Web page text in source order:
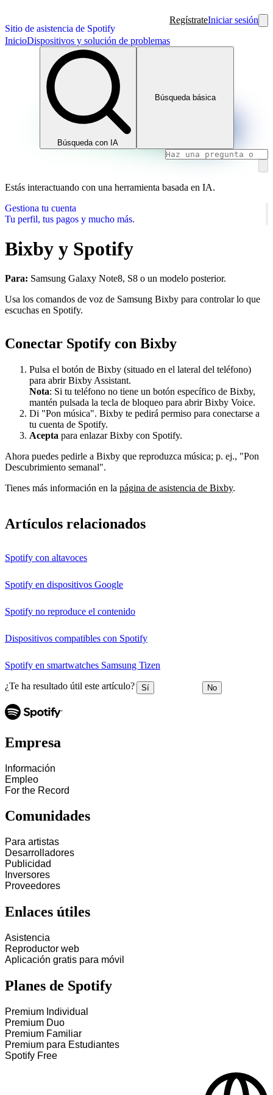
Sitio de asistencia de Spotify
RegístrateIniciar sesión
InicioDispositivos y solución de problemas
Búsqueda con IA
Búsqueda básica
Estás interactuando con una herramienta basada en IA.
Gestiona tu cuenta
Tu perfil, tus pagos y mucho más.
Bixby y Spotify
Para: Samsung Galaxy Note8, S8 o un modelo posterior.
Usa los comandos de voz de Samsung Bixby para controlar lo que
escuchas en Spotify.
Conectar Spotify con Bixby
Pulsa el botón de Bixby (situado en el lateral del teléfono)
para abrir Bixby Assistant.
Nota: Si tu teléfono no tiene un botón específico de Bixby,
mantén pulsada la tecla de bloqueo para abrir Bixby Voice.
Di "Pon música". Bixby te pedirá permiso para conectarse a
tu cuenta de Spotify.
Acepta para enlazar Bixby con Spotify.
Ahora puedes pedirle a Bixby que reproduzca música; p. ej., "Pon
Descubrimiento semanal".
Tienes más información en la página de asistencia de Bixby.
Artículos relacionados
Spotify con altavoces
Spotify en dispositivos Google
Spotify no reproduce el contenido
Dispositivos compatibles con Spotify
Spotify en smartwatches Samsung Tizen
¿Te ha resultado útil este artículo? Sí No
Empresa
Información
Empleo
For the Record
Comunidades
Para artistas
Desarrolladores
Publicidad
Inversores
Proveedores
Enlaces útiles
Asistencia
Reproductor web
Aplicación gratis para móvil
Planes de Spotify
Premium Individual
Premium Duo
Premium Familiar
Premium para Estudiantes
Spotify Free